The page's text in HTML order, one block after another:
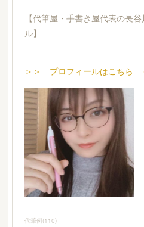
【代筆屋・手書き屋代表の長
ル】
＞＞ プロフィールはこちら
代筆例(110)